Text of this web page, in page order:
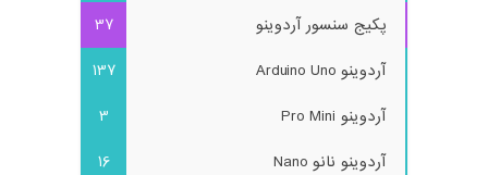
پکیج سنسور آردوینو
37
آردوینو Arduino Uno
137
آردوینو Pro Mini
3
آردوینو نانو Nano
16